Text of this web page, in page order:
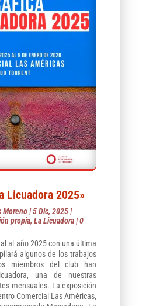
Licuadora 2025»
Moreno|5 Dic, 2025|
propia, La Licuadora| 0
al año 2025 con una última
algunos de los trabajos
miembros del club han
una de nuestras
mensuales. La exposición
Comercial Las Américas,